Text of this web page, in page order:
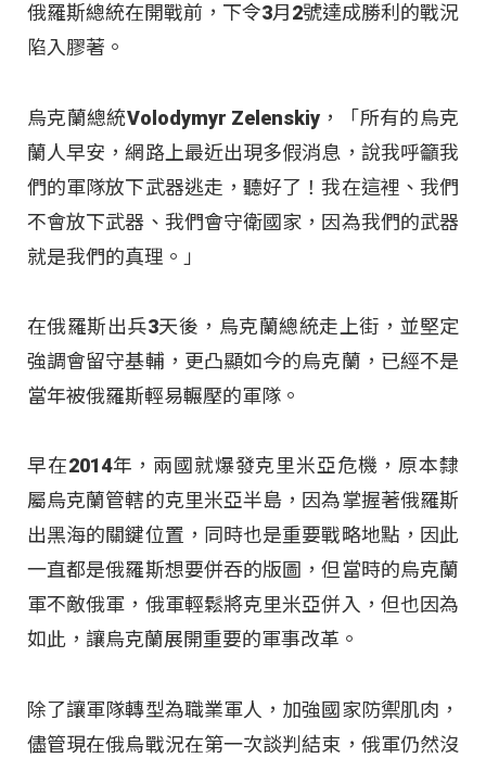
俄羅斯總統在開戰前，下令3月2號達成勝利的戰況
陷入膠著。
烏克蘭總統Volodymyr Zelenskiy，「所有的烏克
蘭人早安，網路上最近出現多假消息，說我呼籲我
們的軍隊放下武器逃走，聽好了！我在這裡、我們
不會放下武器、我們會守衛國家，因為我們的武器
就是我們的真理。」
在俄羅斯出兵3天後，烏克蘭總統走上街，並堅定
強調會留守基輔，更凸顯如今的烏克蘭，已經不是
當年被俄羅斯輕易輾壓的軍隊。
早在2014年，兩國就爆發克里米亞危機，原本隸
屬烏克蘭管轄的克里米亞半島，因為掌握著俄羅斯
出黑海的關鍵位置，同時也是重要戰略地點，因此
一直都是俄羅斯想要併吞的版圖，但當時的烏克蘭
軍不敵俄軍，俄軍輕鬆將克里米亞併入，但也因為
如此，讓烏克蘭展開重要的軍事改革。
除了讓軍隊轉型為職業軍人，加強國家防禦肌肉，
儘管現在俄烏戰況在第一次談判結束，俄軍仍然沒